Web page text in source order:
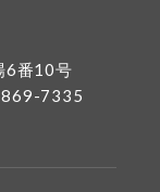
6番10号
7335